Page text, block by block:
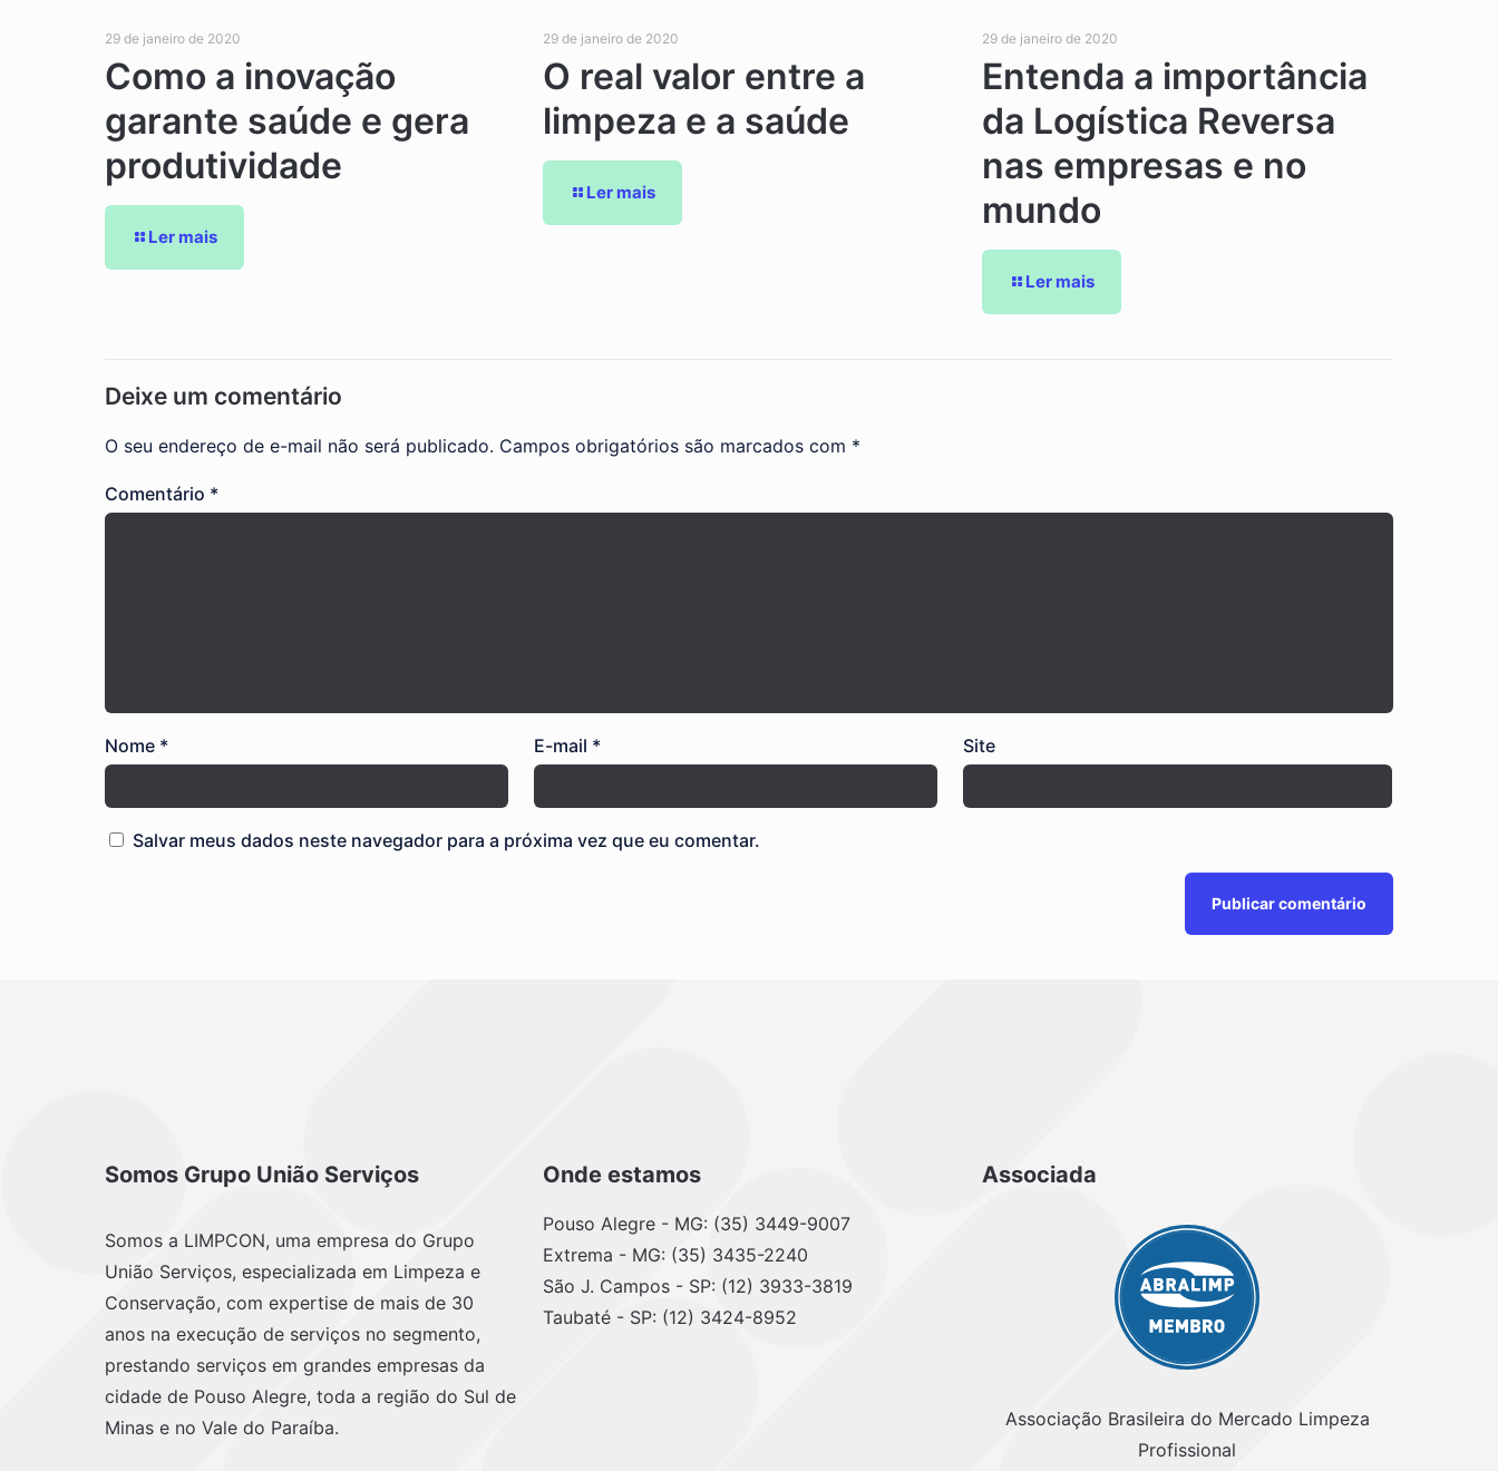
29 de janeiro de 2020
Como a inovação
garante saúde e gera
produtividade
Ler mais
29 de janeiro de 2020
O real valor entre a
limpeza e a saúde
Ler mais
29 de janeiro de 2020
Entenda a importância
da Logística Reversa
nas empresas e no
mundo
Ler mais
Deixe um comentário
O seu endereço de e-mail não será publicado. Campos obrigatórios são marcados com *
Comentário *
Nome * E-mail * Site
Salvar meus dados neste navegador para a próxima vez que eu comentar.
Somos Grupo União Serviços
Somos a LIMPCON, uma empresa do Grupo
União Serviços, especializada em Limpeza e
Conservação, com expertise de mais de 30
anos na execução de serviços no segmento,
prestando serviços em grandes empresas da
cidade de Pouso Alegre, toda a região do Sul de
Minas e no Vale do Paraíba.
Onde estamos
Pouso Alegre - MG: (35) 3449-9007
Extrema - MG: (35) 3435-2240
São J. Campos - SP: (12) 3933-3819
Taubaté - SP: (12) 3424-8952
Associada
Associação Brasileira do Mercado Limpeza
Profissional